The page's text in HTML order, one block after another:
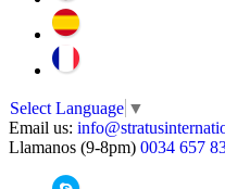
Select Language ▼
Email us:
Llamanos (9-8pm) 0034 657